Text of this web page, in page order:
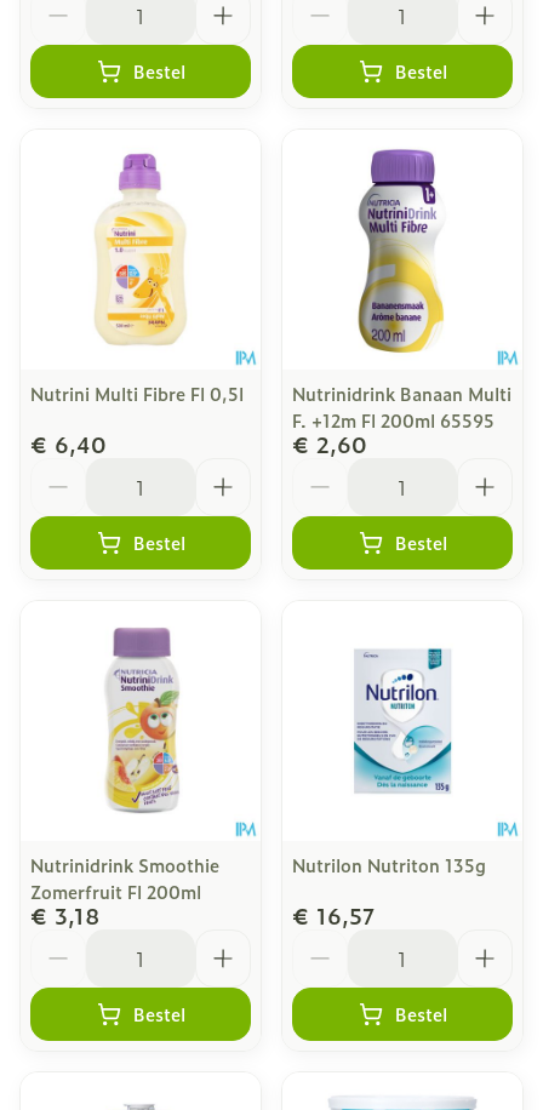
Bestel Bestel
Nutrini Multi Fibre Fl 0,5l
€ 6,40
Bestel
Nutrinidrink Banaan Multi
F. +12m Fl 200ml 65595
€ 2,60
Bestel
Nutrinidrink Smoothie
Zomerfruit Fl 200ml
€ 3,18
Bestel
Nutrilon Nutriton 135g
€ 16,57
Bestel